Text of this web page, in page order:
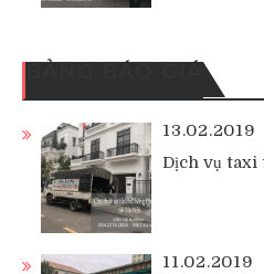
BẢNG BÁO GIÁ
13.02.2019
Dịch vụ taxi
11.02.2019